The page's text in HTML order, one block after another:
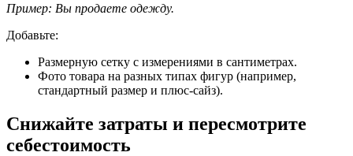
Пример: Вы продаете одежду.
Добавьте:
Размерную сетку с измерениями в сантиметрах.
Фото товара на разных типах фигур (например,
стандартный размер и плюс-сайз).
Снижайте затраты и пересмотрите
себестоимость